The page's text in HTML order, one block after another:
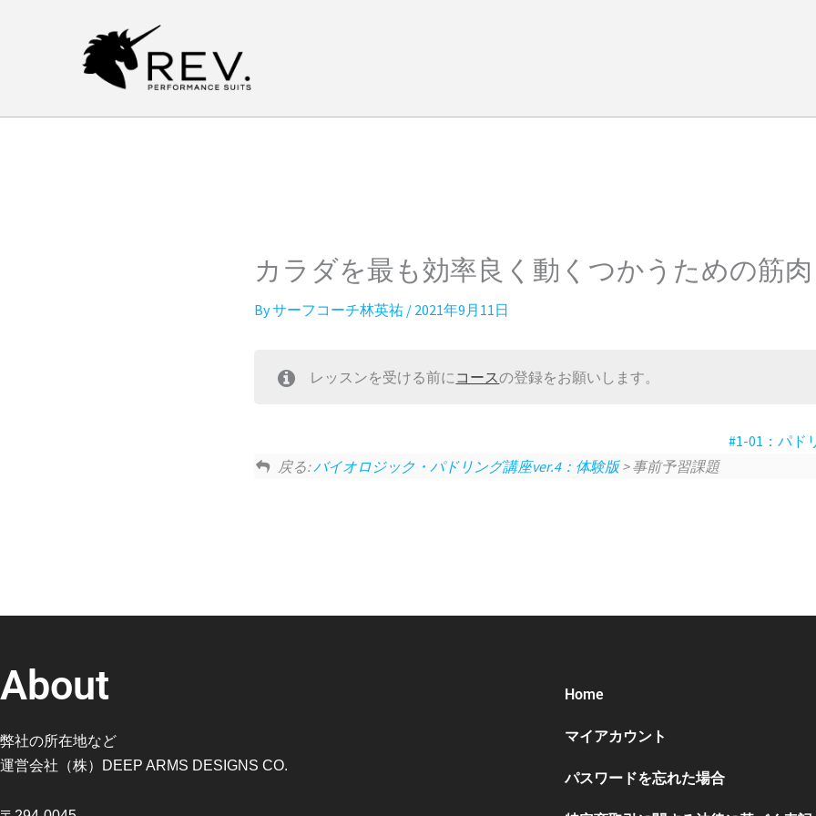
キ
カラダを最も効率良く動くつかうための筋肉
Byサーフコーチ林英祐 / 2021年9月11日
レッスンを受ける前にコースの登録をお願いします。
#1-01：パド
戻る:バイオロジック・パドリング講座ver.4：体験版> 事前予習課題
About
弊社の所在地など
運営会社（株）DEEP ARMS DESIGNS CO.
Home
マイアカウント
パスワードを忘れた場合